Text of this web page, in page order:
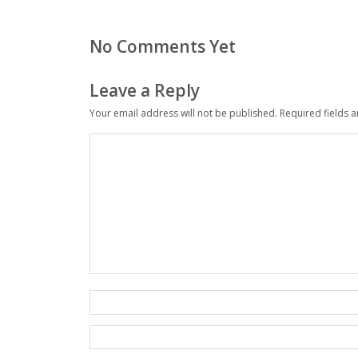
No Comments Yet
Leave a Reply
Your email address will not be published. Required fields